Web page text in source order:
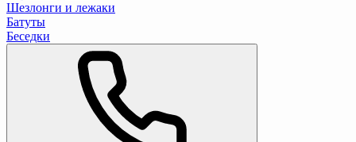
Шезлонги и лежаки
Батуты
Беседки